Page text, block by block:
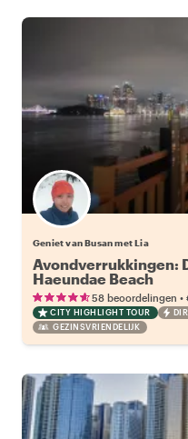
Geniet van Busan met Lia
Avondverrukkingen:
Haeundae Beach
58 beoordelingen •
CITY HIGHLIGHT TOUR
GEZINSVRIENDELIJK